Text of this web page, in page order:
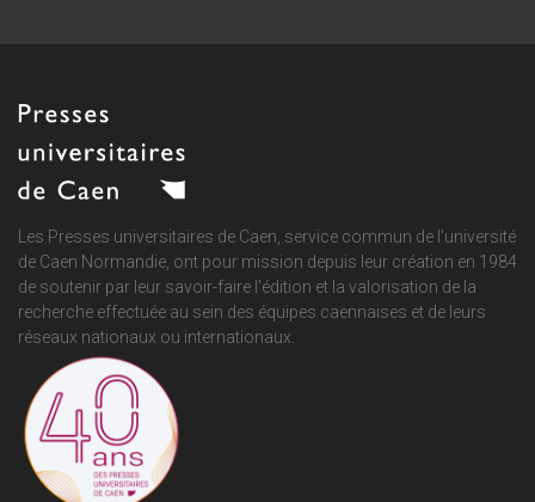
Les Presses universitaires de Caen, service commun de l'université
de Caen Normandie , ont pour mission depuis leur création en 1984
de soutenir par leur savoir-faire l'édition et la valorisation de la
recherche effectuée au sein des équipes caennaises et de leurs
réseaux nationaux ou internationaux.